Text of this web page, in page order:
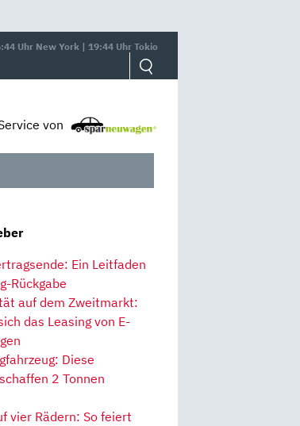
Uhr New York | 19:44 Uhr Tokio
von
Ein Leitfaden
Rückgabe
auf dem Zweitmarkt:
das Leasing von E-
Diese
2 Tonnen
vier Rädern: So feiert